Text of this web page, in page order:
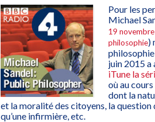
Pour les
Michael
19
philosophie)
juin 2015 a
iTune la
où au
dont la
et la moralité des citoyens, la
qu’une infirmière, etc.